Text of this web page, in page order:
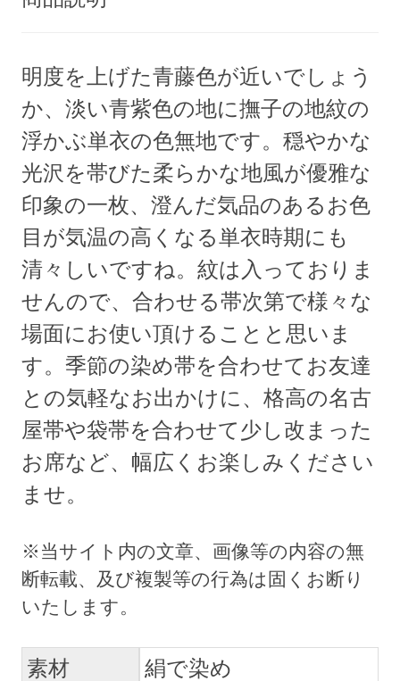
明度を上げた青藤色が近いでしょう
か、淡い青紫色の地に撫子の地紋の
浮かぶ単衣の色無地です。穏やかな
光沢を帯びた柔らかな地風が優雅な
印象の一枚、澄んだ気品のあるお色
目が気温の高くなる単衣時期にも
清々しいですね。紋は入っておりま
せんので、合わせる帯次第で様々な
場面にお使い頂けることと思いま
す。季節の染め帯を合わせてお友達
との気軽なお出かけに、格高の名古
屋帯や袋帯を合わせて少し改まった
お席など、幅広くお楽しみください
ませ。
素材
絹で染め